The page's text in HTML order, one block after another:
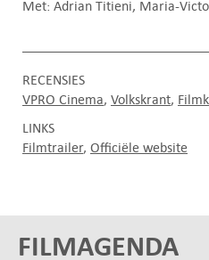
Met: Adrian Titieni, Maria-
RECENSIES
VPRO Cinema Volkskrant
LINKS
Filmtrailer Officiële website
FILMAGENDA